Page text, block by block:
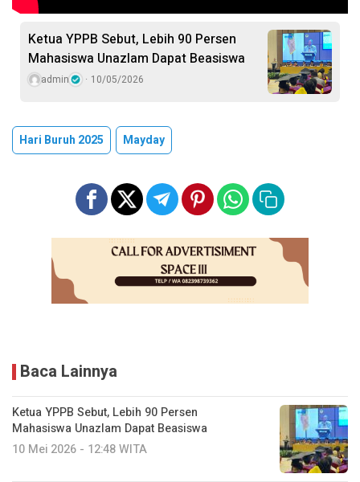
Ketua YPPB Sebut, Lebih 90 Persen
Mahasiswa Unazlam Dapat Beasiswa
admin 10/05/2026
Hari Buruh 2025 Mayday
Baca Lainnya
Ketua YPPB Sebut, Lebih 90 Persen
Mahasiswa Unazlam Dapat Beasiswa
10 Mei 2026 - 12:48 WITA